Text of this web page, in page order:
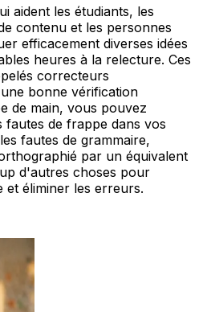
aident les étudiants, les
contenu et les personnes
efficacement diverses idées
heures à la relecture. Ces
correcteurs
bonne vérification
de main, vous pouvez
fautes de frappe dans vos
fautes de grammaire,
par un équivalent
d'autres choses pour
éliminer les erreurs.